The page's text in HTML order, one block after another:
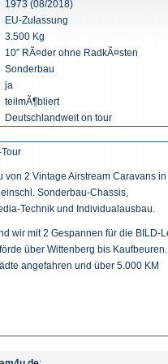
1973 (08/2018)
EU-Zulassung
3.500 Kg
10″ RÃ¤der ohne RadkÃ¤sten
Sonderbau
ja
teilmÃ¶bliert
Deutschlandweit on tour
von 2 Vintage Airstream Caravans in
Sonderbau-Chassis,
Technik und Individualausbau.
wir mit 2 Gespannen für die BILD-
über Wittenberg bis Kaufbeuren.
angefahren und über 5.000 KM